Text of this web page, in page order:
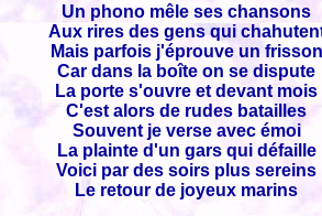
Un phono mêle ses chansons
Aux rires des gens qui
Mais parfois j'éprouve un frisson
Car dans la boîte on se dispute
La porte s'ouvre et devant mois
C'est alors de rudes batailles
Souvent je verse avec émoi
La plainte d'un gars qui défaille
Voici par des soirs plus sereins
Le retour de joyeux marins